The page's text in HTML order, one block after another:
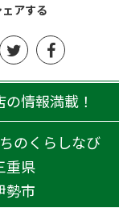
アする
情報満載！
のくらしなび
重県
勢市